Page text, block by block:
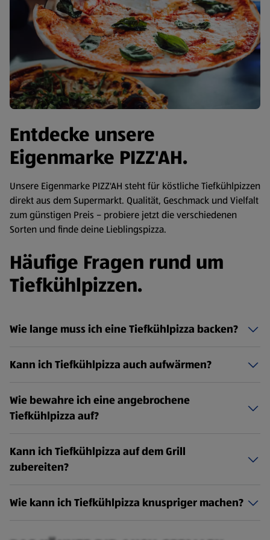
Entdecke unsere
Eigenmarke PIZZ'AH.
Unsere Eigenmarke PIZZ'AH steht für köstliche Tiefkühlpizzen
direkt aus dem Supermarkt. Qualität, Geschmack und Vielfalt
zum günstigen Preis – probiere jetzt die verschiedenen
Sorten und finde deine Lieblingspizza.
Häufige Fragen rund um
Tiefkühlpizzen.
Wie lange muss ich eine Tiefkühlpizza backen?
Kann ich Tiefkühlpizza auch aufwärmen?
Wie bewahre ich eine angebrochene
Tiefkühlpizza auf?
Kann ich Tiefkühlpizza auf dem Grill
zubereiten?
Wie kann ich Tiefkühlpizza knuspriger machen?